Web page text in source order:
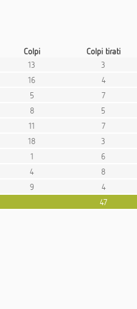
Colpi
Colpi tirati
13
3
16
4
5
7
8
5
11
7
18
3
1
6
4
8
9
4
47